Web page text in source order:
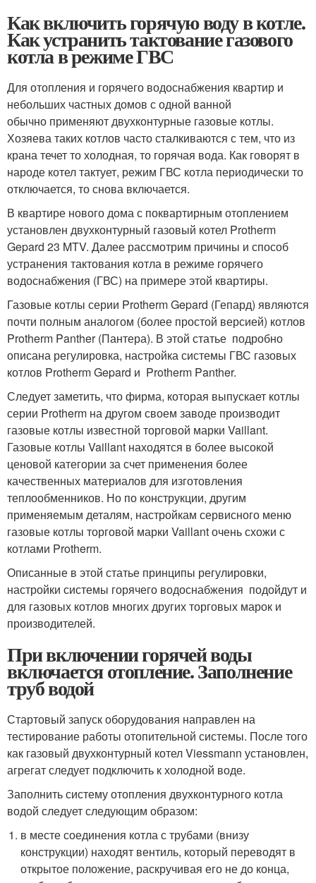
Как включить горячую воду в котле.
Как устранить тактование газового
котла в режиме ГВС
Для отопления и горячего водоснабжения квартир и
небольших частных домов с одной ванной
обычно применяют двухконтурные газовые котлы.
Хозяева таких котлов часто сталкиваются с тем, что из
крана течет то холодная, то горячая вода. Как говорят в
народе котел тактует, режим ГВС котла периодически то
отключается, то снова включается.
В квартире нового дома с поквартирным отоплением
установлен двухконтурный газовый котел Protherm
Gepard 23 MTV. Далее рассмотрим причины и способ
устранения тактования котла в режиме горячего
водоснабжения (ГВС) на примере этой квартиры.
Газовые котлы серии Protherm Gepard (Гепард) являются
почти полным аналогом (более простой версией) котлов
Protherm Panther (Пантера). В этой статье подробно
описана регулировка, настройка системы ГВС газовых
котлов Protherm Gepard и Protherm Panther.
Следует заметить, что фирма, которая выпускает котлы
серии Protherm на другом своем заводе производит
газовые котлы известной торговой марки Vaillant.
Газовые котлы Vaillant находятся в более высокой
ценовой категории за счет применения более
качественных материалов для изготовления
теплообменников. Но по конструкции, другим
применяемым деталям, настройкам сервисного меню
газовые котлы торговой марки Vaillant очень схожи с
котлами Protherm.
Описанные в этой статье принципы регулировки,
настройки системы горячего водоснабжения подойдут и
для газовых котлов многих других торговых марок и
производителей.
При включении горячей воды
включается отопление. Заполнение
труб водой
Стартовый запуск оборудования направлен на
тестирование работы отопительной системы. После того
как газовый двухконтурный котел Viessmann установлен,
агрегат следует подключить к холодной воде.
Заполнить систему отопления двухконтурного котла
водой следует следующим образом:
в месте соединения котла с трубами (внизу
конструкции) находят вентиль, который переводят в
открытое положение, раскручивая его не до конца,